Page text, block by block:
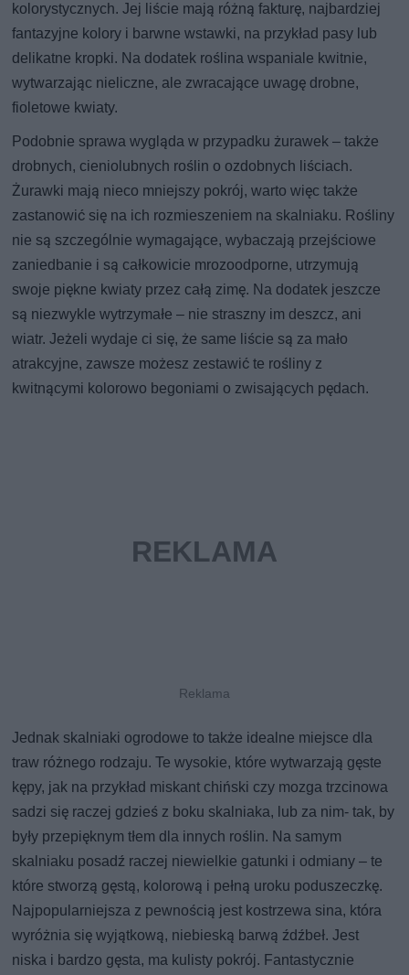
kolorystycznych. Jej liście mają różną fakturę, najbardziej
fantazyjne kolory i barwne wstawki, na przykład pasy lub
delikatne kropki. Na dodatek roślina wspaniale kwitnie,
wytwarzając nieliczne, ale zwracające uwagę drobne,
fioletowe kwiaty.
Podobnie sprawa wygląda w przypadku żurawek – także
drobnych, cieniolubnych roślin o ozdobnych liściach.
Żurawki mają nieco mniejszy pokrój, warto więc także
zastanowić się na ich rozmieszeniem na skalniaku. Rośliny
nie są szczególnie wymagające, wybaczają przejściowe
zaniedbanie i są całkowicie mrozoodporne, utrzymują
swoje piękne kwiaty przez całą zimę. Na dodatek jeszcze
są niezwykle wytrzymałe – nie straszny im deszcz, ani
wiatr. Jeżeli wydaje ci się, że same liście są za mało
atrakcyjne, zawsze możesz zestawić te rośliny z
kwitnącymi kolorowo begoniami o zwisających pędach.
Jednak skalniaki ogrodowe to także idealne miejsce dla
traw różnego rodzaju. Te wysokie, które wytwarzają gęste
kępy, jak na przykład miskant chiński czy mozga trzcinowa
sadzi się raczej gdzieś z boku skalniaka, lub za nim- tak, by
były przepięknym tłem dla innych roślin. Na samym
skalniaku posadź raczej niewielkie gatunki i odmiany – te
które stworzą gęstą, kolorową i pełną uroku poduszeczkę.
Najpopularniejsza z pewnością jest kostrzewa sina, która
wyróżnia się wyjątkową, niebieską barwą źdźbeł. Jest
niska i bardzo gęsta, ma kulisty pokrój. Fantastycznie